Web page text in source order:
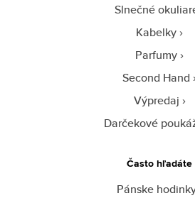
Slnečné
Kabelky
Parfumy
Second Hand
Výpredaj
Darčekové
Často hľadáte
Pánske